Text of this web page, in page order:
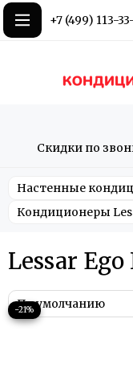
+7 (499) 113-
Скидки по
Настенные
Кондиционеры
Lessar
−21%